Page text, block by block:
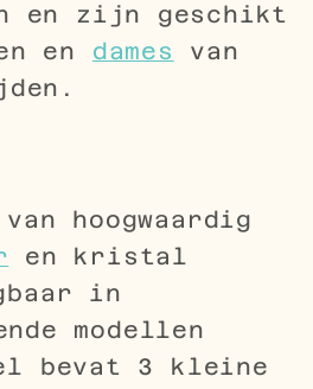
en zijn geschikt
en dames
van
van hoogwaardig
en kristal
in
modellen
bevat 3 kleine